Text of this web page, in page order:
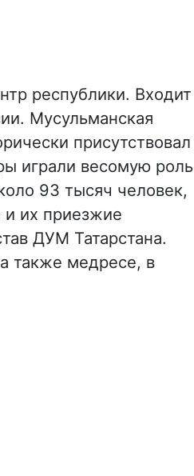
республики. Входит
Мусульманская
присутствовал
играли весомую роль
93 тысяч человек,
их приезжие
ДУМ Татарстана.
также медресе, в